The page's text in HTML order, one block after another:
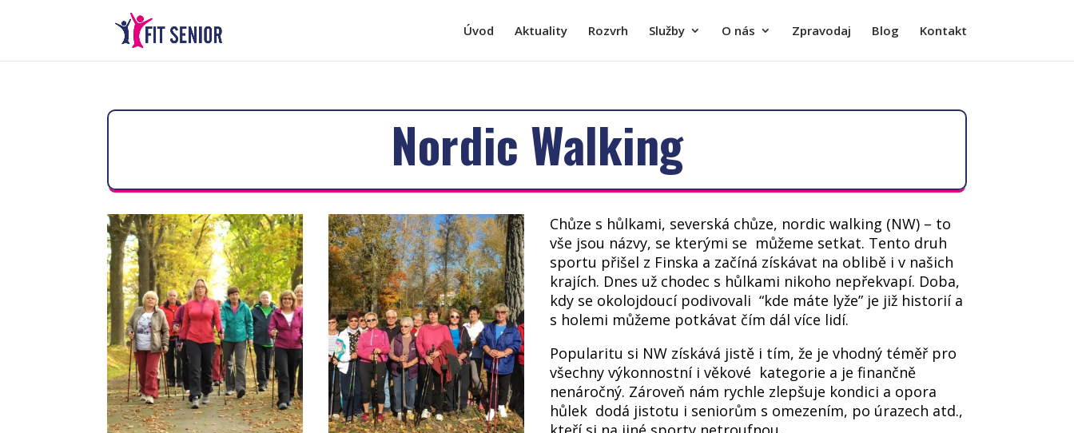
Úvod Aktuality Rozvrh Služby O nás Zpravodaj Blog Kontakt
Nordic Walking
Chůze s hůlkami, severská chůze, nordic walking (NW) – to
vše jsou názvy, se kterými se můžeme setkat. Tento druh
sportu přišel z Finska a začíná získávat na oblibě i v našich
krajích. Dnes už chodec s hůlkami nikoho nepřekvapí. Doba,
kdy se okolojdoucí podivovali “kde máte lyže” je již historií a
s holemi můžeme potkávat čím dál více lidí.
Popularitu si NW získává jistě i tím, že je vhodný téměř pro
všechny výkonnostní i věkové kategorie a je finančně
nenáročný. Zároveň nám rychle zlepšuje kondici a opora
hůlek dodá jistotu i seniorům s omezením, po úrazech atd.,